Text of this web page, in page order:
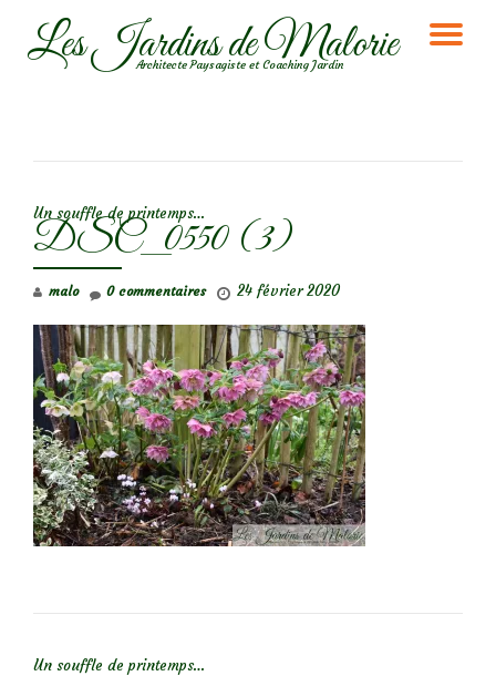
AllerLes Jardins de Malorie
Architecte Paysagiste et Coaching Jardin
Un souffle de printemps…
DSC_0550 (3)
malo 24 février 2020
0 commentaires
Un souffle de printemps…